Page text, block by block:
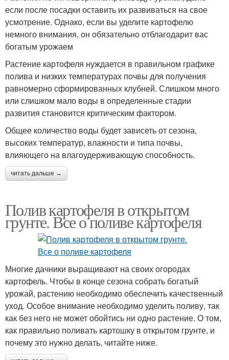
если после посадки оставить их развиваться на свое
усмотрение. Однако, если вы уделите картофелю
немного внимания, он обязательно отблагодарит вас
богатым урожаем
Растение картофеля нуждается в правильном графике
полива и низких температурах почвы для получения
равномерно сформированных клубней. Слишком много
или слишком мало воды в определенные стадии
развития становится критическим фактором.
Общее количество воды будет зависеть от сезона,
высоких температур, влажности и типа почвы,
влияющего на влагоудерживающую способность.
читать дальше →
Полив картофеля в открытом
грунте. Все о поливе картофеля
Многие дачники выращивают на своих огородах
картофель. Чтобы в конце сезона собрать богатый
урожай, растению необходимо обеспечить качественный
уход. Особое внимание необходимо уделить поливу, так
как без него не может обойтись ни одно растение. О том,
как правильно поливать картошку в открытом грунте, и
почему это нужно делать, читайте ниже.